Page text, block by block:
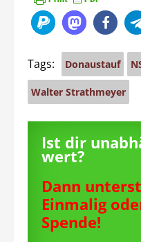
Tags: Donaustauf
Walter Strathmeyer
Ist dir
wert?
Dann
Einmalig
Spende!